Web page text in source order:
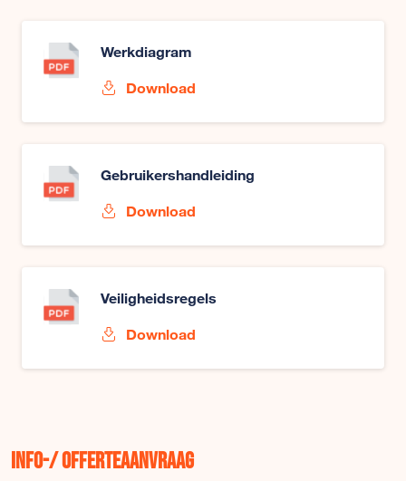
Werkdiagram
Download
Gebruikershandleiding
Download
Veiligheidsregels
Download
Info-/ offerteaanvraag